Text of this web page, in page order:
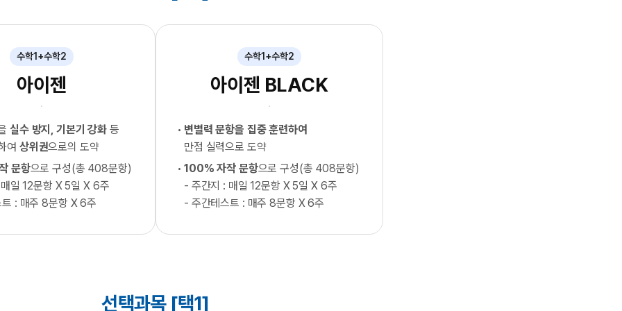
수학1+수학2
아이젠
실수 방지, 기본기 강화 등
여 상위권으로의 도약
문항으로 구성(총 408문항)
일 12문항 X 5일 X 6주
: 매주 8문항 X 6주
수학1+수학2
아이젠 BLACK
변별력 문항을 집중 훈련하여
만점 실력으로 도약
100% 자작 문항으로 구성(총 408문항)
- 주간지 : 매일 12문항 X 5일 X 6주
- 주간테스트 : 매주 8문항 X 6주
선택과목 [택1]